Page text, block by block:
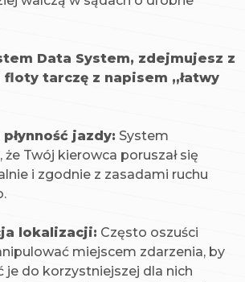
Data System, zdejmujesz z
tarczę z napisem „łatwy
jazdy: System
że Twój kierowca poruszał się
i zgodnie z zasadami ruchu
lokalizacji: Często oszuści
miejscem zdarzenia, by
je do korzystniejszej dla nich